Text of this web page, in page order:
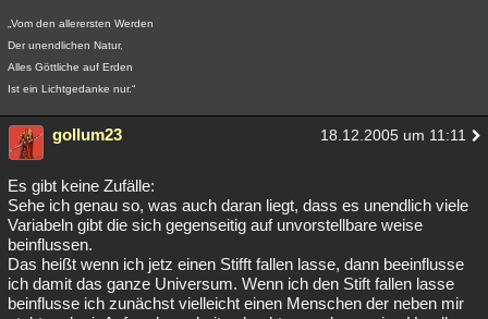
„Vom den allerersten Werden
Der unendlichen Natur,
Alles Göttliche auf Erden
Ist ein Lichtgedanke nur.“
gollum23 18.12.2005 um 11:11
Es gibt keine Zufälle:
Sehe ich genau so, was auch daran liegt, dass es unendlich viele
Variabeln gibt die sich gegenseitig auf unvorstellbare weise
beinflussen.
Das heißt wenn ich jetz einen Stifft fallen lasse, dann beeinflusse
ich damit das ganze Universum. Wenn ich den Stift fallen lasse
beinflusse ich zunächst vielleicht einen Menschen der neben mir